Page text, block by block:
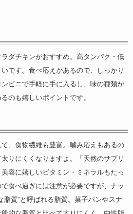
ダチキンがおすすめ。高タンパク・低
です。食べ応えがあるので、しっかり
ビニで手軽に手に入るし、味の種類が
のも嬉しいポイントです。
、食物繊維も豊富。噛み応えもあるの
りにくくなりますよ。「天然のサプリ
容に嬉しいビタミン・ミネラルもたっ
食べ過ぎには注意が必要ですが、ナッ
脂質”と呼ばれる脂質。菓子パンやスナ